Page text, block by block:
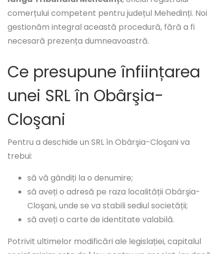
comerțului competent pentru județul Mehedinți. Noi
gestionăm integral această procedură, fără a fi
necesară prezența dumneavoastră.
Ce presupune înființarea
unei SRL în Obârşia-
Cloşani
Pentru a deschide un SRL în Obârşia-Cloşani va
trebui:
să vă gândiți la o denumire;
să aveți o adresă pe raza localității Obârşia-
Cloşani, unde se va stabili sediul societății;
să aveți o carte de identitate valabilă.
Potrivit ultimelor modificări ale legislației, capitalul